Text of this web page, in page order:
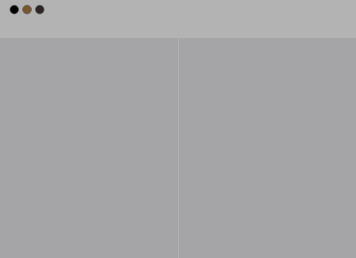
BLACKCAMEODARK BROWN